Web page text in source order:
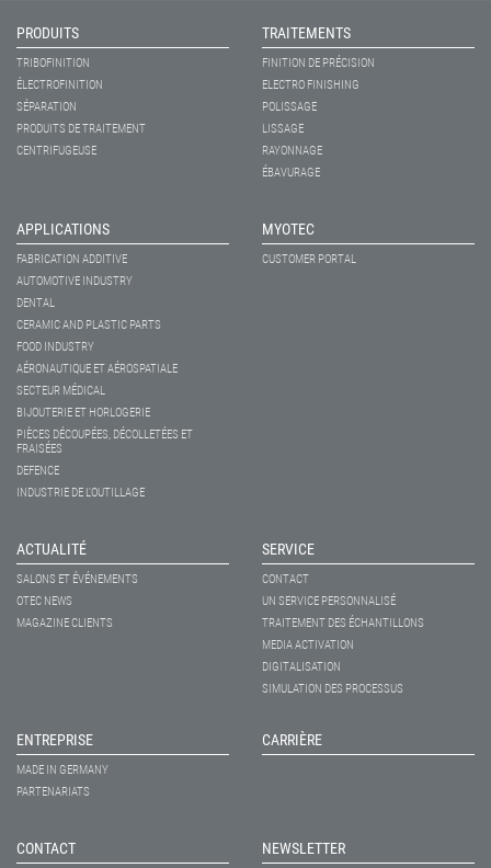
PRODUITS
TRIBOFINITION
ÉLECTROFINITION
SÉPARATION
PRODUITS DE TRAITEMENT
CENTRIFUGEUSE
TRAITEMENTS
FINITION DE PRÉCISION
ELECTRO FINISHING
POLISSAGE
LISSAGE
RAYONNAGE
ÉBAVURAGE
APPLICATIONS
FABRICATION ADDITIVE
AUTOMOTIVE INDUSTRY
DENTAL
CERAMIC AND PLASTIC PARTS
FOOD INDUSTRY
AÉRONAUTIQUE ET AÉROSPATIALE
SECTEUR MÉDICAL
BIJOUTERIE ET HORLOGERIE
PIÈCES DÉCOUPÉES, DÉCOLLETÉES ET
FRAISÉES
DEFENCE
INDUSTRIE DE L'OUTILLAGE
MYOTEC
CUSTOMER PORTAL
ACTUALITÉ
SALONS ET ÉVÉNEMENTS
OTEC NEWS
MAGAZINE CLIENTS
SERVICE
CONTACT
UN SERVICE PERSONNALISÉ
TRAITEMENT DES ÉCHANTILLONS
MEDIA ACTIVATION
DIGITALISATION
SIMULATION DES PROCESSUS
ENTREPRISE
MADE IN GERMANY
PARTENARIATS
CARRIÈRE
CONTACT NEWSLETTER